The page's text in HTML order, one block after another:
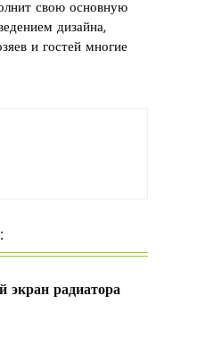
свою основную
дизайна,
и гостей многие
экран радиатора